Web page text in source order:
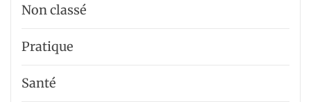
Non classé
Pratique
Santé